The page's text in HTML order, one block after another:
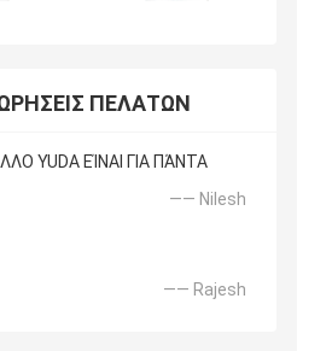
ΠΕΛΑΤΏΝ
YUDA ΕΊΝΑΙ ΓΙΑ ΠΆΝΤΑ
—— Nilesh
—— Rajesh